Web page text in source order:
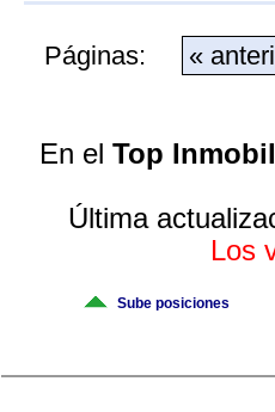
Páginas: «
En el Top
Última
Los
Sube posiciones